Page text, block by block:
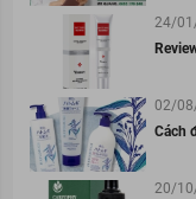
24/
02/
Cách
20/